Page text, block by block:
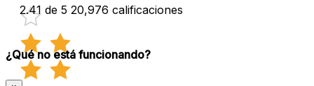
2.41 de 5 20,976 calificaciones
¿Qué no está funcionando?